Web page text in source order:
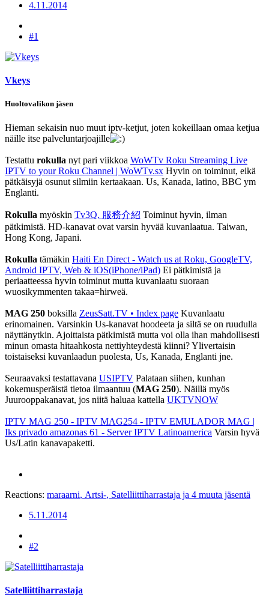
4.11.2014
#1
Vkeys
Huoltovalikon jäsen
Hieman sekaisin nuo muut iptv-ketjut, joten kokeillaan omaa ketjua
näille itse palveluntarjoajille
Testattu rokulla nyt pari viikkoa WoWTv Roku Streaming Live
IPTV to your Roku Channel | WoWTv.sx Hyvin on toiminut, eikä
pätkäisyjä osunut silmiin kertaakaan. Us, Kanada, latino, BBC ym
Englanti.
Rokulla myöskin Tv3Q. 服務介紹 Toiminut hyvin, ilman
pätkimistä. HD-kanavat ovat varsin hyvää kuvanlaatua. Taiwan,
Hong Kong, Japani.
Rokulla tämäkin Haiti En Direct - Watch us at Roku, GoogleTV,
Android IPTV, Web & iOS(iPhone/iPad) Ei pätkimistä ja
periaatteessa hyvin toiminut mutta kuvanlaatu suoraan
wuosikymmenten takaa=hirweä.
MAG 250 boksilla ZeusSatt.TV • Index page Kuvanlaatu
erinomainen. Varsinkin Us-kanavat hoodeeta ja siltä se on ruudulla
näyttänytkin. Ajoittaista pätkimistä mutta voi olla ihan mahdollisesti
minun omasta hitaahkosta nettiyhteydestä kiinni? Ylivertaisin
toistaiseksi kuvanlaadun puolesta, Us, Kanada, Englanti jne.
Seuraavaksi testattavana USIPTV Palataan siihen, kunhan
kokemusperäistä tietoa ilmaantuu (MAG 250). Näillä myös
Juurooppakanavat, jos niitä haluaa kattella UKTVNOW
IPTV MAG 250 - IPTV MAG254 - IPTV EMULADOR MAG |
Iks privado amazonas 61 - Server IPTV Latinoamerica Varsin hyvä
Us/Latin kanavapaketti.
Reactions: maraarni, Artsi-, Satelliittiharrastaja ja 4 muuta jäsentä
5.11.2014
#2
Satelliittiharrastaja